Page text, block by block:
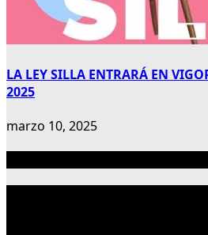
LA LEY SILLA ENTRARÁ EN
2025
marzo 10, 2025